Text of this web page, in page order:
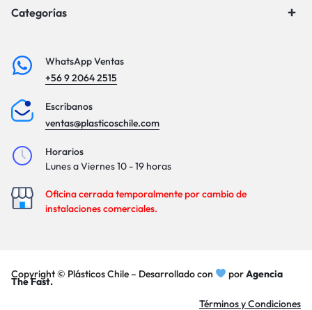
Categorías
WhatsApp Ventas
+56 9 2064 2515
Escríbanos
ventas@plasticoschile.com
Horarios
Lunes a Viernes 10 - 19 horas
Oficina cerrada temporalmente por cambio de
instalaciones comerciales.
Copyright © Plásticos Chile – Desarrollado con porAgencia
The Fast.
Términos y Condiciones